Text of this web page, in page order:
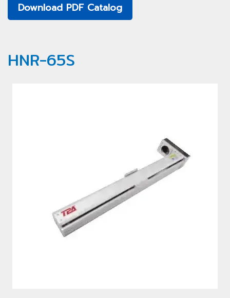
Download PDF Catalog
HNR-65S